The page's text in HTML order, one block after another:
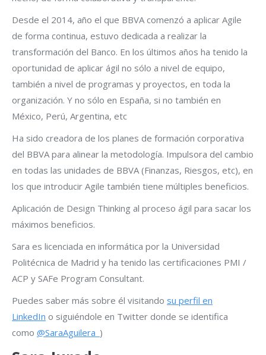
Desde el 2014, año el que BBVA comenzó a aplicar Agile
de forma continua, estuvo dedicada a realizar la
transformación del Banco. En los últimos años ha tenido la
oportunidad de aplicar ágil no sólo a nivel de equipo,
también a nivel de programas y proyectos, en toda la
organización. Y no sólo en España, si no también en
México, Perú, Argentina, etc
Ha sido creadora de los planes de formación corporativa
del BBVA para alinear la metodología. Impulsora del cambio
en todas las unidades de BBVA (Finanzas, Riesgos, etc), en
los que introducir Agile también tiene múltiples beneficios.
Aplicación de Design Thinking al proceso ágil para sacar los
máximos beneficios.
Sara es licenciada en informática por la Universidad
Politécnica de Madrid y ha tenido las certificaciones PMI /
ACP y SAFe Program Consultant.
Puedes saber más sobre él visitando su perfil en
LinkedIn o siguiéndole en Twitter donde se identifica
como @SaraAguilera_ )